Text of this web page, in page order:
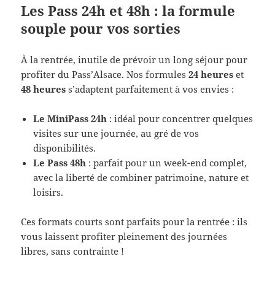
Les Pass 24h et 48h : la formule
souple pour vos sorties
À la rentrée, inutile de prévoir un long séjour pour
profiter du Pass’Alsace. Nos formules24 heures et
48 heures s’adaptent parfaitement à vos envies :
Le MiniPass 24h : idéal pour concentrer quelques
visites sur une journée, au gré de vos
disponibilités.
Le Pass 48h : parfait pour un week-end complet,
avec la liberté de combiner patrimoine, nature et
loisirs.
Ces formats courts sont parfaits pour la rentrée : ils
vous laissent profiter pleinement des journées
libres, sans contrainte !